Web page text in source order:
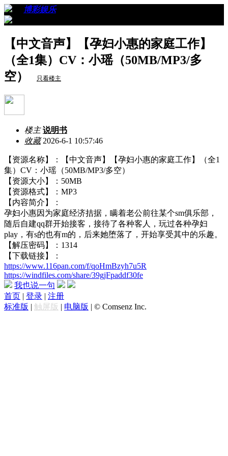
博彩娱乐
【中文音声】【孕妇小惠的家庭工作】
（全1集）CV：小瑶（50MB/MP3/多
空）
只看楼主
楼主 说明书
收藏2026-6-1 10:57:46
【资源名称】：【中文音声】【孕妇小惠的家庭工作】（全1
集）CV：小瑶（50MB/MP3/多空）
【资源大小】：50MB
【资源格式】：MP3
【内容简介】：
孕妇小惠因为家庭经济拮据，瞒着老公前往某个sm俱乐部，
随后自建qq群开始接客，接待了各种客人，玩过各种孕妇
play，有s的也有m的，后来她堕落了，开始享受其中的乐趣。
【解压密码】：1314
【下载链接】：
https://www.116pan.com/f/qoHmBzyh7u5R
https://windfiles.com/share/39gjFpaddf30fe
我也说一句
首页 | 登录 | 注册
标准版 | 触屏版 | 电脑版 | © Comsenz Inc.